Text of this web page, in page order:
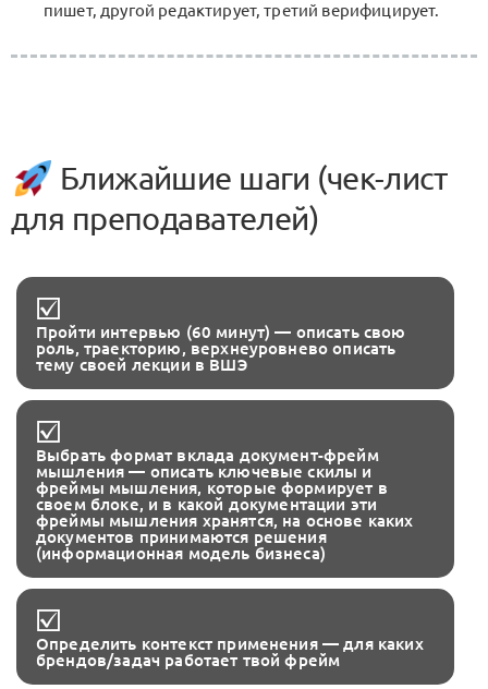
пишет, другой редактирует, третий верифицирует.
Ближайшие шаги (чек-лист
для преподавателей)
Пройти интервью (60 минут) — описать свою
роль, траекторию, верхнеуровнево описать
тему своей лекции в ВШЭ
Выбрать формат вклада документ-фрейм
мышления — описать ключевые скилы и
фреймы мышления, которые формирует в
своем блоке, и в какой документации эти
фреймы мышления хранятся, на основе каких
документов принимаются решения
(информационная модель бизнеса)
Определить контекст применения — для каких
брендов/задач работает твой фрейм